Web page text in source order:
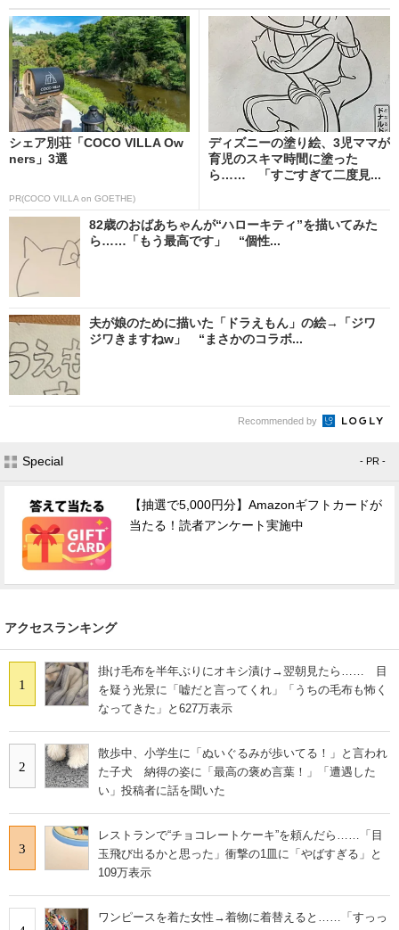
シェア別荘「COCO VILLA Ow
ners」3選
PR(COCO VILLA on GOETHE)
ディズニーの塗り絵、3児ママが
育児のスキマ時間に塗った
ら…… 「すごすぎて二度見...
82歳のおばあちゃんが“ハローキティ”を描いてみた
ら……「もう最高です」 “個性...
夫が娘のために描いた「ドラえもん」の絵→「ジワ
ジワきますねw」 “まさかのコラボ...
Recommended by
Special - PR -
【抽選で5,000円分】Amazonギフトカードが
当たる！読者アンケート実施中
アクセスランキング
1
掛け毛布を半年ぶりにオキシ漬け→翌朝見たら…… 目
を疑う光景に「嘘だと言ってくれ」「うちの毛布も怖く
なってきた」と627万表示
2
散歩中、小学生に「ぬいぐるみが歩いてる！」と言われ
た子犬 納得の姿に「最高の褒め言葉！」「遭遇した
い」投稿者に話を聞いた
3
レストランで“チョコレートケーキ”を頼んだら……「目
玉飛び出るかと思った」衝撃の1皿に「やばすぎる」と
109万表示
ワンピースを着た女性→着物に着替えると……「すっっ